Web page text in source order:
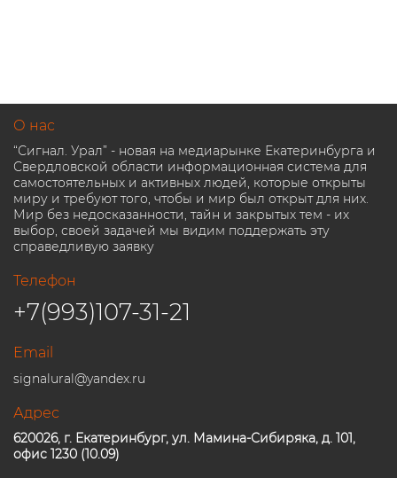
О нас
“Сигнал. Урал” - новая на медиарынке Екатеринбурга и
Свердловской области информационная система для
самостоятельных и активных людей, которые открыты
миру и требуют того, чтобы и мир был открыт для них.
Мир без недосказанности, тайн и закрытых тем - их
выбор, своей задачей мы видим поддержать эту
справедливую заявку
Телефон
+7(993)107-31-21
Email
signalural@yandex.ru
Адрес
620026, г. Екатеринбург, ул. Мамина-Сибиряка, д. 101,
офис 1230 (10.09)